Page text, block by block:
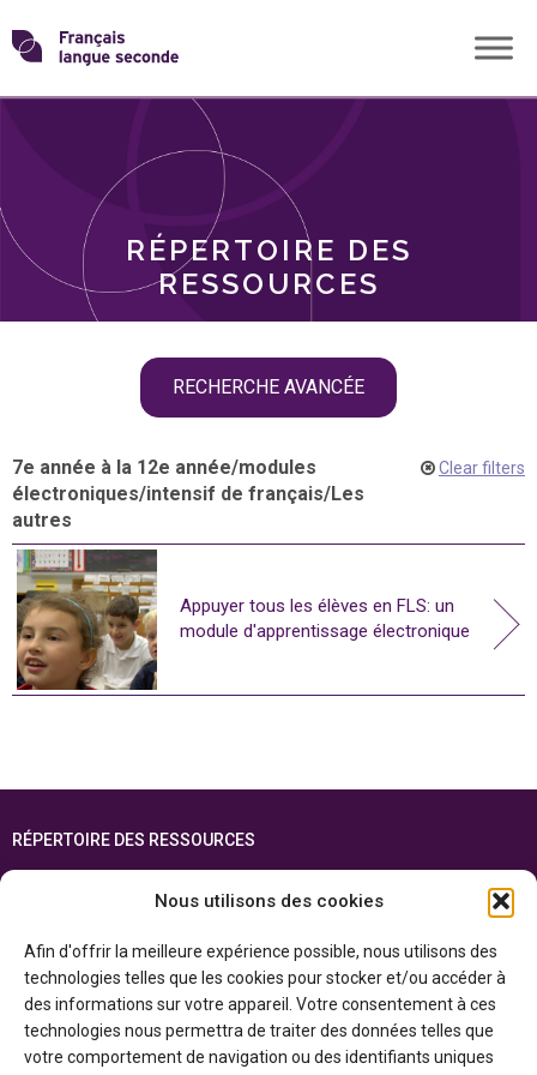
Nous utilisons des cookies
Afin d'offrir la meilleure expérience possible, nous utilisons des
technologies telles que les cookies pour stocker et/ou accéder à
des informations sur votre appareil. Votre consentement à ces
technologies nous permettra de traiter des données telles que
votre comportement de navigation ou des identifiants uniques
Skip
toTransformons
langue
RÉPERTOIRE DES
RESSOURCES
RECHERCHE AVANCÉE
THÈMES
7e année à la 12e année/modules
électroniques/intensif de français/Les
autres
Clear filters
Appuyer tous les élèves en FLS: un
module d'apprentissage électronique
RÉPERTOIRE DES RESSOURCES
ENGLISH
Cette ressource est réalisée grâce au soutien financier du gouvernement de
l’Ontario et du gouvernement duCanada par l’entremise du ministère du
Patrimoine canadien